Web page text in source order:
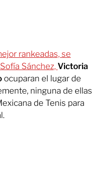
rankeadas, se
Sánchez, Victoria
ocuparan el lugar de
ninguna de ellas
de Tenis para